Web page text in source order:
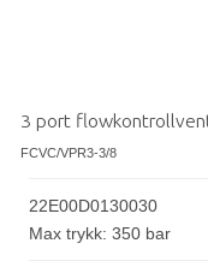
3 port
FCVC/VPR3-3/8
22E00D0130030
Max trykk: 350 bar